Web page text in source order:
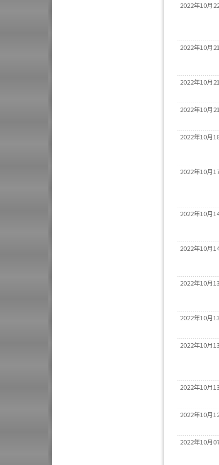
2022年10月
2022年10月
2022年10月
2022年10月
2022年10月
2022年10月
2022年10月
2022年10月
2022年10月
2022年10月
2022年10月
2022年10月
2022年10月
2022年10月